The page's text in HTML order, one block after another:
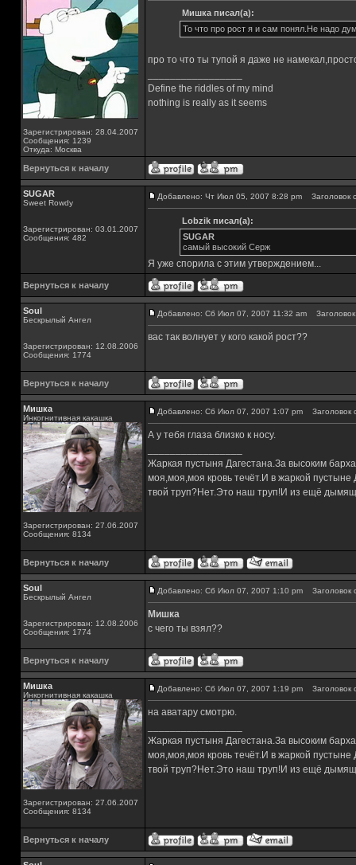
Зарегистрирован: 28.04.2007
Сообщения: 1239
Откуда: Москва
Мишка писал(а):
То что про рост я и сам понял.Не надо
про то что ты тупой я даже не
Define the riddles of my mind
nothing is really as it seems
Вернуться к началу
SUGAR
Sweet Rowdy
Зарегистрирован: 03.01.2007
Сообщения: 482
Добавлено: Чт Июл 05, 2007 8:28 pm Заголовок
Lobzik писал(а):
SUGAR
самый высокий Серж
Я уже спорила с этим утверждением...
Вернуться к началу
Soul
Бескрылый Ангел
Зарегистрирован: 12.08.2006
Сообщения: 1774
Добавлено: Сб Июл 07, 2007 11:32 am
вас так волнует у кого какой рост??
Вернуться к началу
Мишка
Инкогнитивная какашка
Зарегистрирован: 27.06.2007
Сообщения: 8134
Добавлено: Сб Июл 07, 2007 1:07 pm Заголовок
А у тебя глаза близко к носу.
Жаркая пустыня Дагестана.За высоким
моя,моя,моя кровь течёт.И в жаркой
твой труп?Нет.Это наш труп!И из ещё
Вернуться к началу
Soul
Бескрылый Ангел
Зарегистрирован: 12.08.2006
Сообщения: 1774
Добавлено: Сб Июл 07, 2007 1:10 pm Заголовок
Мишка
с чего ты взял??
Вернуться к началу
Мишка
Инкогнитивная какашка
Зарегистрирован: 27.06.2007
Сообщения: 8134
Добавлено: Сб Июл 07, 2007 1:19 pm Заголовок
на аватару смотрю.
Жаркая пустыня Дагестана.За высоким
моя,моя,моя кровь течёт.И в жаркой
твой труп?Нет.Это наш труп!И из ещё
Вернуться к началу